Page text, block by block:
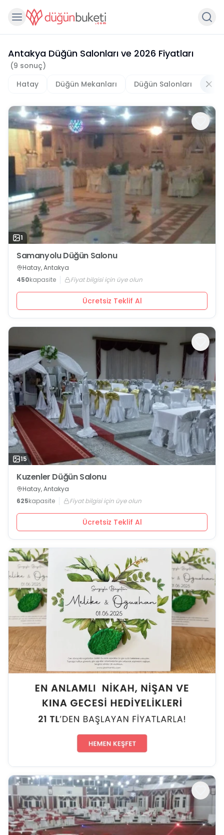
Antakya Düğün Salonları ve 2026 Fiyatları
(9 sonuç)
Hatay
Düğün Mekanları Düğün Salonları
1
Samanyolu Düğün Salonu
Hatay, Antakya
450kapasite Fiyat bilgisi için üye olun
Ücretsiz Teklif Al
15
Kuzenler Düğün Salonu
Hatay, Antakya
625kapasite Fiyat bilgisi için üye olun
Ücretsiz Teklif Al